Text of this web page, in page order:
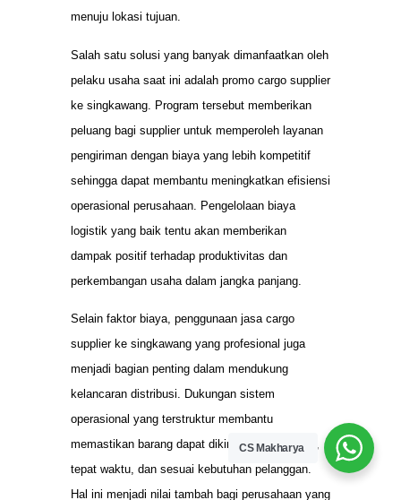
menuju lokasi tujuan.
Salah satu solusi yang banyak dimanfaatkan oleh
pelaku usaha saat ini adalah promo cargo supplier
ke singkawang. Program tersebut memberikan
peluang bagi supplier untuk memperoleh layanan
pengiriman dengan biaya yang lebih kompetitif
sehingga dapat membantu meningkatkan efisiensi
operasional perusahaan. Pengelolaan biaya
logistik yang baik tentu akan memberikan
dampak positif terhadap produktivitas dan
perkembangan usaha dalam jangka panjang.
Selain faktor biaya, penggunaan jasa cargo
supplier ke singkawang yang profesional juga
menjadi bagian penting dalam mendukung
kelancaran distribusi. Dukungan sistem
operasional yang terstruktur membantu
memastikan barang dapat dikirim dengan aman,
tepat waktu, dan sesuai kebutuhan pelanggan.
Hal ini menjadi nilai tambah bagi perusahaan yang
CS Makharya